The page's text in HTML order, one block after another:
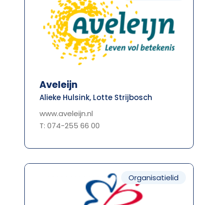
Aveleijn
Alieke Hulsink, Lotte Strijbosch
www.aveleijn.nl
T: 074-255 66 00
Organisatielid